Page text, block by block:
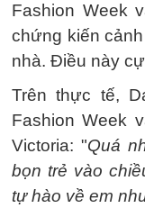
Fashion Week
chứng kiến
nhà. Điều này
Trên thực tế,
Fashion Week
Victoria: "Quá
bọn trẻ vào
tự hào về em